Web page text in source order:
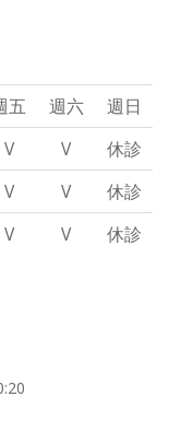
五 週六
週日
V V
休診
V V
休診
V V 休診